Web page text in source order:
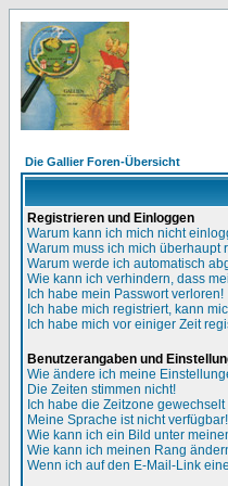
Die Gallier Foren-Übersicht
Registrieren und Einloggen
Warum kann ich mich nicht
Warum muss ich mich überhaupt
Warum werde ich automatisch
Wie kann ich verhindern, dass
Ich habe mein Passwort verloren!
Ich habe mich registriert, kann
Ich habe mich vor einiger Zeit
Benutzerangaben und
Wie ändere ich meine
Die Zeiten stimmen nicht!
Ich habe die Zeitzone
Meine Sprache ist nicht verfügbar!
Wie kann ich ein Bild unter
Wie kann ich meinen Rang
Wenn ich auf den E-Mail-Link